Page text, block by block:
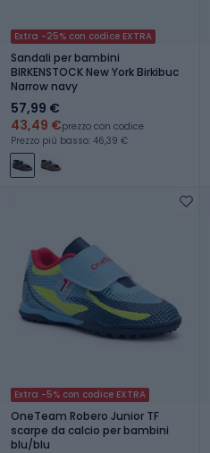
Extra -25% con codice EXTRA
Sandali per bambini
BIRKENSTOCK New York Birkibuc
Narrow navy
57,99 €
43,49 €prezzo con codice
Prezzo più basso: 46,39 €
Extra -5% con codice EXTRA
OneTeam Robero Junior TF
scarpe da calcio per bambini
blu/blu